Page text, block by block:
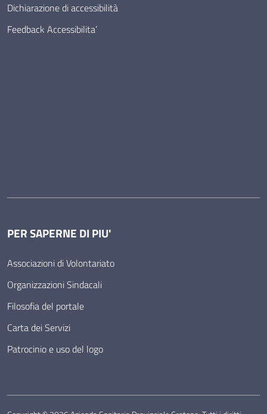
Dichiarazione di accessibilità
Feedback Accessibilita’
PER SAPERNE DI PIU'
Associazioni di Volontariato
Organizzazioni Sindacali
Filosofia del portale
Carta dei Servizi
Patrocinio e uso del logo